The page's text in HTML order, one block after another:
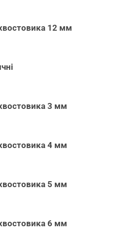
12 мм
3 мм
4 мм
5 мм
6 мм